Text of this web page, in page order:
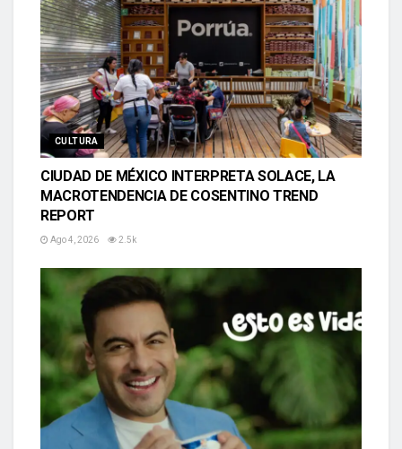
CULTURA
CIUDAD DE MÉXICO INTERPRETA SOLACE, LA
MACROTENDENCIA DE COSENTINO TREND
REPORT
Ago 4, 2026 2.5k